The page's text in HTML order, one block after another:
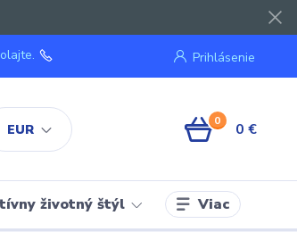
EUR
Prihlásenie
0 0 €
životný štýl Viac